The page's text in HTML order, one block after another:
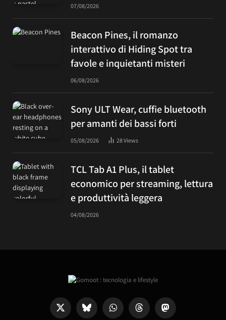
07/08/2026
Beacon Pines, il romanzo
interattivo di Hiding Spot tra
favole e inquietanti misteri
06/08/2026
Sony ULT Wear, cuffie bluetooth
per amanti dei bassi forti
05/08/2026 28Views
TCL Tab A1 Plus, il tablet
economico per streaming, lettura
e produttività leggera
04/08/2026
X
Bluesky WhatsAppThreads Mastodon